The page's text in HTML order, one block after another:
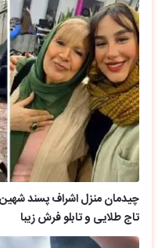
چیدمان منزل اشراف پسند
تاج طلایی و تابلو فرش زیبا